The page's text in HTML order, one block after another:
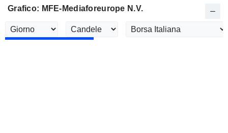
Grafico: MFE-Mediaforeurope N.V.